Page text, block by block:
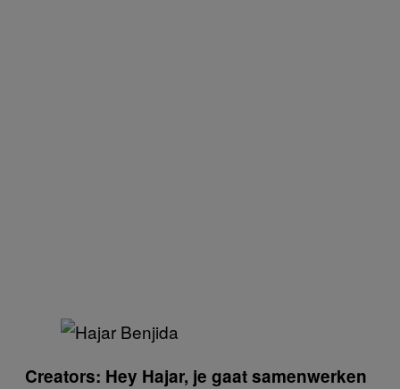
Creators: Hey Hajar, je gaat samenwerken